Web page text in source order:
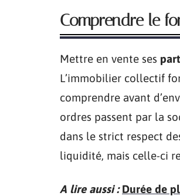
Comprendre le
Mettre en vente ses
L’immobilier collectif
comprendre avant
ordres passent par la
dans le strict respect
liquidité, mais celle-ci
A lire aussi : Durée de